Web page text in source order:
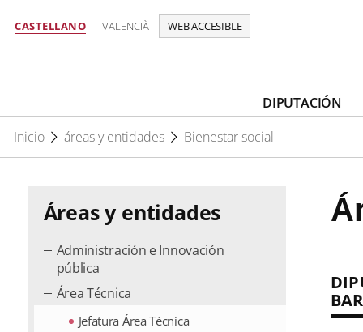
CASTELLANO VALENCIÀ WEB ACCESIBLE
DIPUTACIÓN
Inicio
áreas y entidades Bienestar social
Áreas y entidades
Administración e Innovación
pública
Área Técnica
Jefatura Área Técnica